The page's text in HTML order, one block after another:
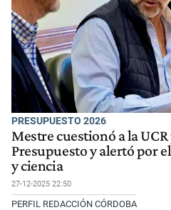
PRESUPUESTO 2026
Mestre cuestionó a la
Presupuesto y alertó por
y ciencia
27-12-2025 22:50
PERFIL REDACCIÓN CÓRDOBA